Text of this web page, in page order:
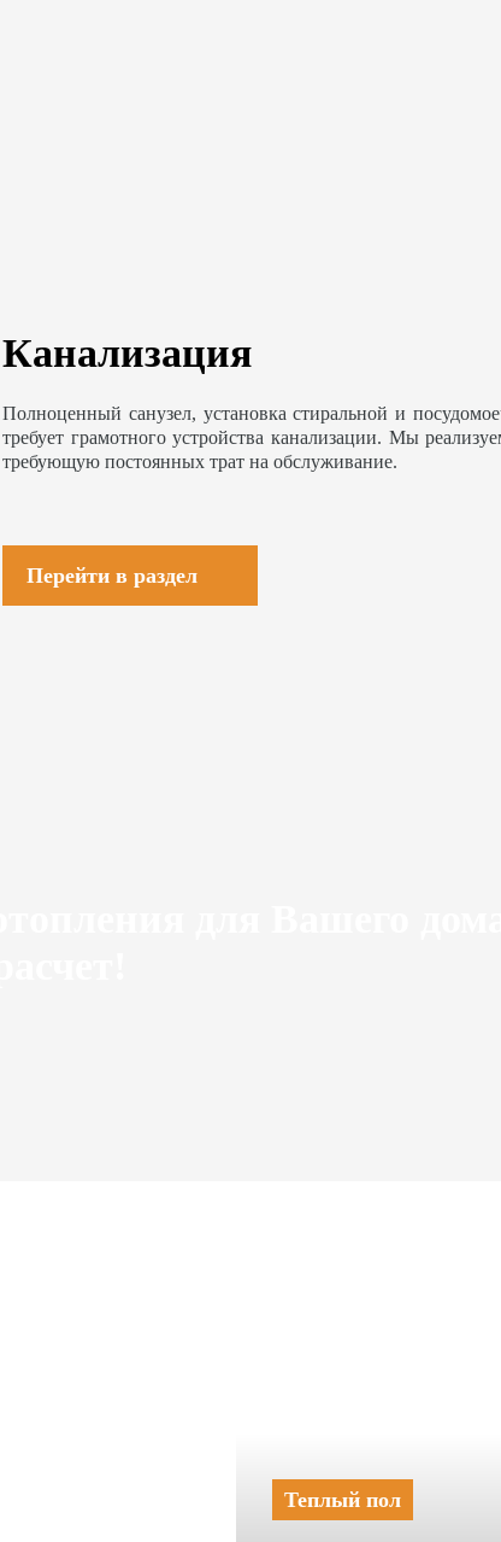
Канализация
Полноценный санузел, установка стиральной и
требует грамотного устройства канализации. Мы
требующую постоянных трат на обслуживание.
Перейти в раздел
Теплый пол